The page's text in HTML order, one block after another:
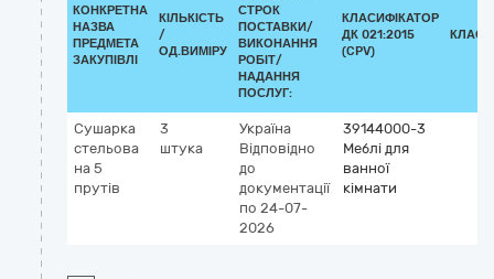
КОНКРЕТНА
НАЗВА
ПРЕДМЕТА
ЗАКУПІВЛІ
КІЛЬКІСТЬ
/
ОД.ВИМІРУ
СТРОК
ПОСТАВКИ/
ВИКОНАННЯ
РОБІТ/
НАДАННЯ
ПОСЛУГ:
КЛАСИФІКАТОР
ДК 021:2015
(CPV)
Сушарка
стельова
на 5
прутів
3
штука
Україна
Відповідно
до
документації
по 24-07-
2026
39144000-3
Меблі для
ванної
кімнати